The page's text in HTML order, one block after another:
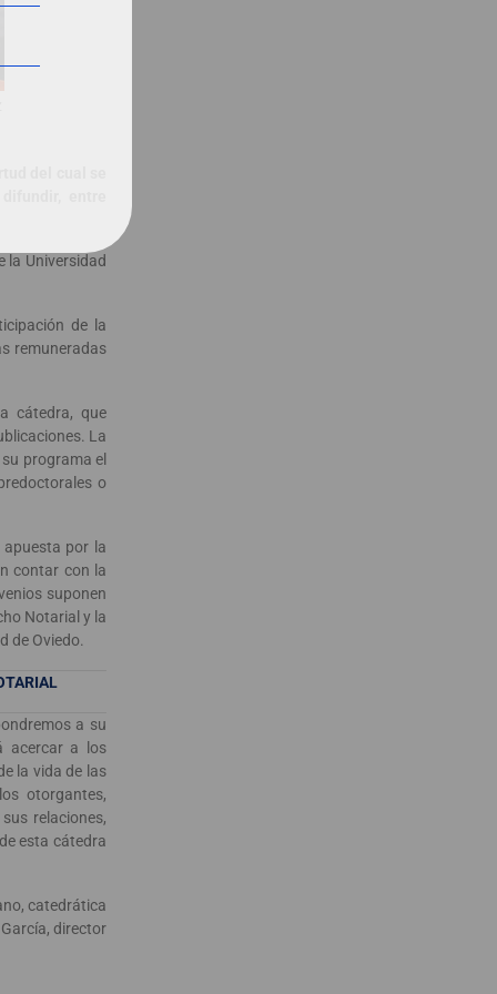
la Universidad
de la
remuneradas
cátedra, que
La
programa el
o
por la
contar con la
suponen
Notarial y la
de Oviedo.
a su
acercar a los
la vida de las
otorgantes,
relaciones,
esta cátedra
catedrática
director